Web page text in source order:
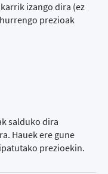
izango dira (ez
prezioak
salduko dira
Hauek ere gune
prezioekin.